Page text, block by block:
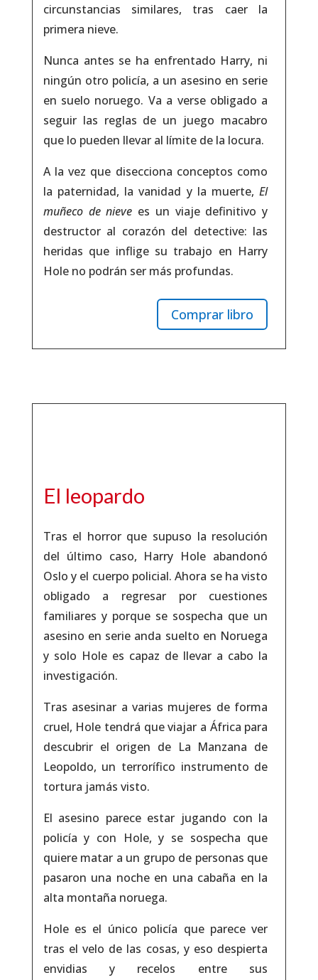
circunstancias similares, tras caer la
primera nieve.
Nunca antes se ha enfrentado Harry, ni
ningún otro policía, a un asesino en serie
en suelo noruego. Va a verse obligado a
seguir las reglas de un juego macabro
que lo pueden llevar al límite de la locura.
A la vez que disecciona conceptos como
la paternidad, la vanidad y la muerte,El
muñeco de nieve es un viaje definitivo y
destructor al corazón del detective: las
heridas que inflige su trabajo en Harry
Hole no podrán ser más profundas.
Comprar libro
El leopardo
Tras el horror que supuso la resolución
del último caso, Harry Hole abandonó
Oslo y el cuerpo policial. Ahora se ha visto
obligado a regresar por cuestiones
familiares y porque se sospecha que un
asesino en serie anda suelto en Noruega
y solo Hole es capaz de llevar a cabo la
investigación.
Tras asesinar a varias mujeres de forma
cruel, Hole tendrá que viajar a África para
descubrir el origen de La Manzana de
Leopoldo, un terrorífico instrumento de
tortura jamás visto.
El asesino parece estar jugando con la
policía y con Hole, y se sospecha que
quiere matar a un grupo de personas que
pasaron una noche en una cabaña en la
alta montaña noruega.
Hole es el único policía que parece ver
tras el velo de las cosas, y eso despierta
envidias y recelos entre sus